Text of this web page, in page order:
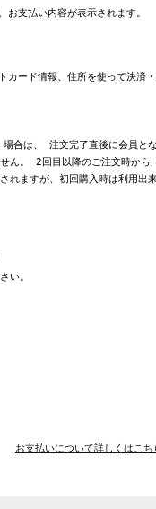
支払い内容が表示されます。
カード情報、住所を使って決済
合は、 注文完了直後に会員と
ん。 2回目以降のご注文時から
れますが、初回購入時は利用出
い。
お支払いについて詳しくはこち